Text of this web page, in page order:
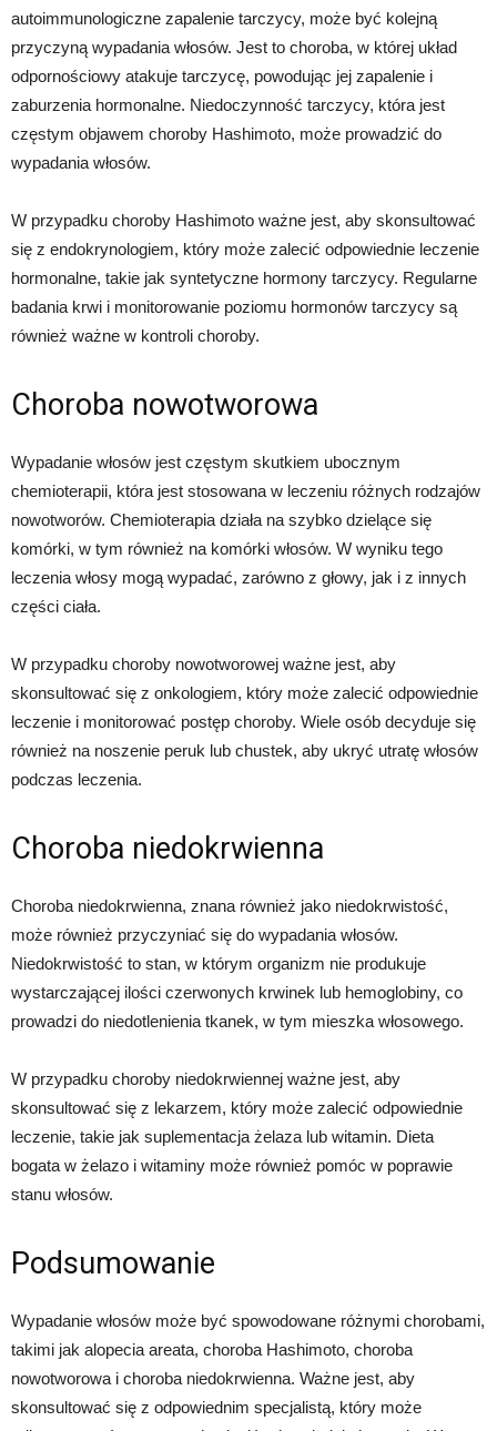
autoimmunologiczne zapalenie tarczycy, może być kolejną
przyczyną wypadania włosów. Jest to choroba, w której układ
odpornościowy atakuje tarczycę, powodując jej zapalenie i
zaburzenia hormonalne. Niedoczynność tarczycy, która jest
częstym objawem choroby Hashimoto, może prowadzić do
wypadania włosów.
W przypadku choroby Hashimoto ważne jest, aby skonsultować
się z endokrynologiem, który może zalecić odpowiednie leczenie
hormonalne, takie jak syntetyczne hormony tarczycy. Regularne
badania krwi i monitorowanie poziomu hormonów tarczycy są
również ważne w kontroli choroby.
Choroba nowotworowa
Wypadanie włosów jest częstym skutkiem ubocznym
chemioterapii, która jest stosowana w leczeniu różnych rodzajów
nowotworów. Chemioterapia działa na szybko dzielące się
komórki, w tym również na komórki włosów. W wyniku tego
leczenia włosy mogą wypadać, zarówno z głowy, jak i z innych
części ciała.
W przypadku choroby nowotworowej ważne jest, aby
skonsultować się z onkologiem, który może zalecić odpowiednie
leczenie i monitorować postęp choroby. Wiele osób decyduje się
również na noszenie peruk lub chustek, aby ukryć utratę włosów
podczas leczenia.
Choroba niedokrwienna
Choroba niedokrwienna, znana również jako niedokrwistość,
może również przyczyniać się do wypadania włosów.
Niedokrwistość to stan, w którym organizm nie produkuje
wystarczającej ilości czerwonych krwinek lub hemoglobiny, co
prowadzi do niedotlenienia tkanek, w tym mieszka włosowego.
W przypadku choroby niedokrwiennej ważne jest, aby
skonsultować się z lekarzem, który może zalecić odpowiednie
leczenie, takie jak suplementacja żelaza lub witamin. Dieta
bogata w żelazo i witaminy może również pomóc w poprawie
stanu włosów.
Podsumowanie
Wypadanie włosów może być spowodowane różnymi chorobami,
takimi jak alopecia areata, choroba Hashimoto, choroba
nowotworowa i choroba niedokrwienna. Ważne jest, aby
skonsultować się z odpowiednim specjalistą, który może